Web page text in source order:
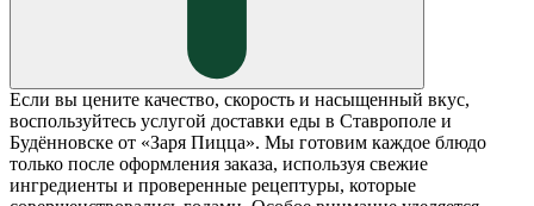
Если вы цените качество, скорость и насыщенный вкус,
воспользуйтесь услугой доставки еды в Ставрополе и
Будённовске от «Заря Пицца». Мы готовим каждое блюдо
только после оформления заказа, используя свежие
ингредиенты и проверенные рецептуры, которые